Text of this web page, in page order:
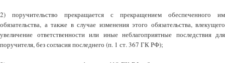
2) поручительство прекращается с прекращением обеспеченного им
обязательства, а также в случае изменения этого обязательства, влекущего
увеличение ответственности или иные неблагоприятные последствия для
поручителя, без согласия последнего (п. 1 ст. 367 ГК РФ);